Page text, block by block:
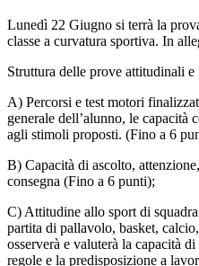
Lunedì 22 Giugno si terrà la
classe a curvatura sportiva. In
Struttura delle prove attitudinali e
A) Percorsi e test motori
generale dell’alunno, le capacità
agli stimoli proposti. (Fino a 6
B) Capacità di ascolto,
consegna (Fino a 6 punti);
C) Attitudine allo sport di
partita di pallavolo, basket,
osserverà e valuterà la capacità
regole e la predisposizione a